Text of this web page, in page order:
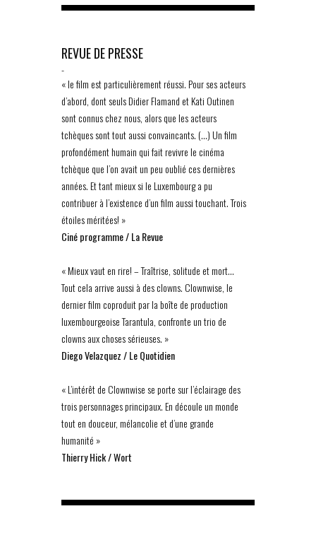
REVUE DE PRESSE
-
« le film est particulièrement réussi. Pour ses acteurs
d’abord, dont seuls Didier Flamand et Kati Outinen
sont connus chez nous, alors que les acteurs
tchèques sont tout aussi convaincants. (…) Un film
profondément humain qui fait revivre le cinéma
tchèque que l’on avait un peu oublié ces dernières
années. Et tant mieux si le Luxembourg a pu
contribuer à l’existence d’un film aussi touchant. Trois
étoiles méritées! »
Ciné programme / La Revue
« Mieux vaut en rire! – Traîtrise, solitude et mort…
Tout cela arrive aussi à des clowns. Clownwise, le
dernier film coproduit par la boîte de production
luxembourgeoise Tarantula, confronte un trio de
clowns aux choses sérieuses. »
Diego Velazquez / Le Quotidien
« L’intérêt de Clownwise se porte sur l’éclairage des
trois personnages principaux. En découle un monde
tout en douceur, mélancolie et d’une grande
humanité »
Thierry Hick / Wort